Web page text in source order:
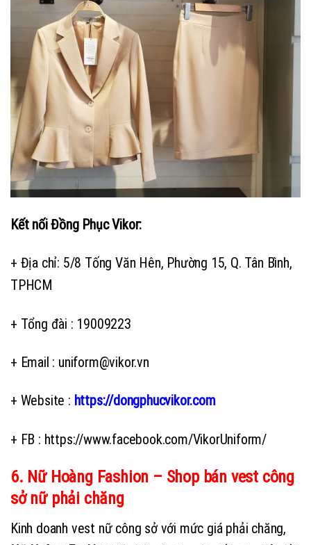
Kết nối Đồng Phục Vikor:
+ Địa chỉ: 5/8 Tống Văn Hên, Phường 15, Q. Tân Bình,
TPHCM
+ Tổng đài : 19009223
+ Email : uniform@vikor.vn
+ Website : https://dongphucvikor.com
+ FB : https://www.facebook.com/VikorUniform/
6. Nữ Hoàng Fashion – Shop bán vest công
sở nữ phải chăng
Kinh doanh vest nữ công sở với mức giá phải chăng,